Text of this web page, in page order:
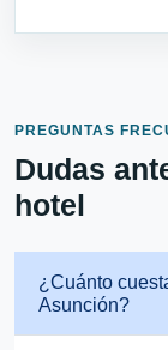
PREGUNTAS
Dudas
hotel
¿Cuánto
Asunción?